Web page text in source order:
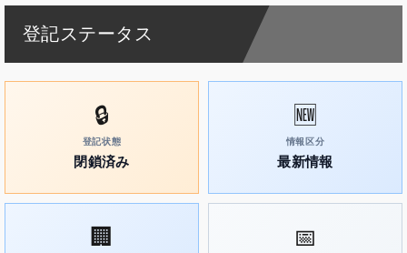
登記ステータス
🔒
登記状態
閉鎖済み
🆕
情報区分
最新情報
🏢 📅